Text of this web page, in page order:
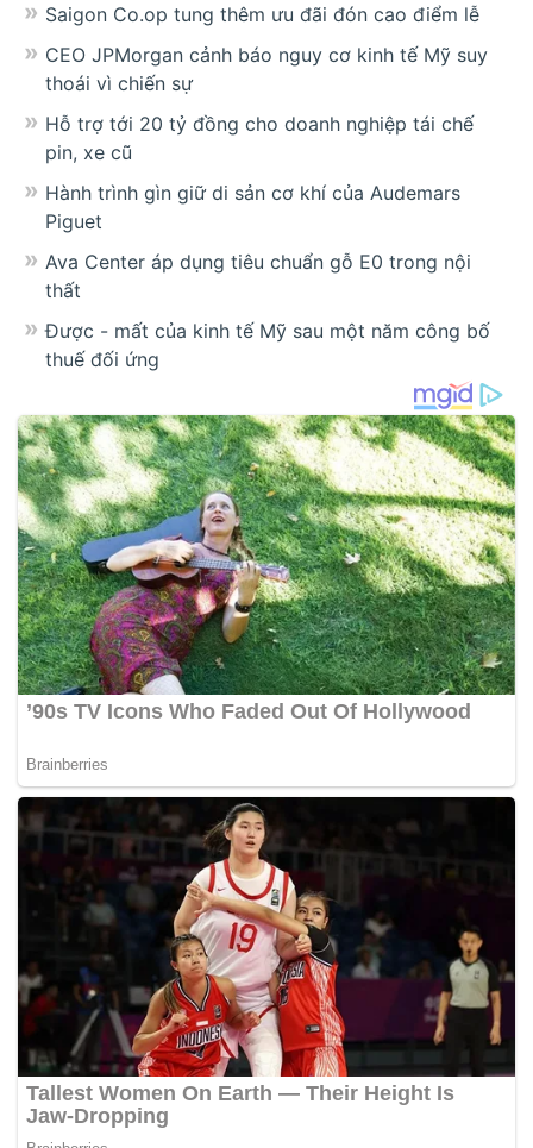
Saigon Co.op tung thêm ưu đãi đón cao điểm lễ
CEO JPMorgan cảnh báo nguy cơ kinh tế Mỹ suy
thoái vì chiến sự
Hỗ trợ tới 20 tỷ đồng cho doanh nghiệp tái chế
pin, xe cũ
Hành trình gìn giữ di sản cơ khí của Audemars
Piguet
Ava Center áp dụng tiêu chuẩn gỗ E0 trong nội
thất
Được - mất của kinh tế Mỹ sau một năm công bố
thuế đối ứng